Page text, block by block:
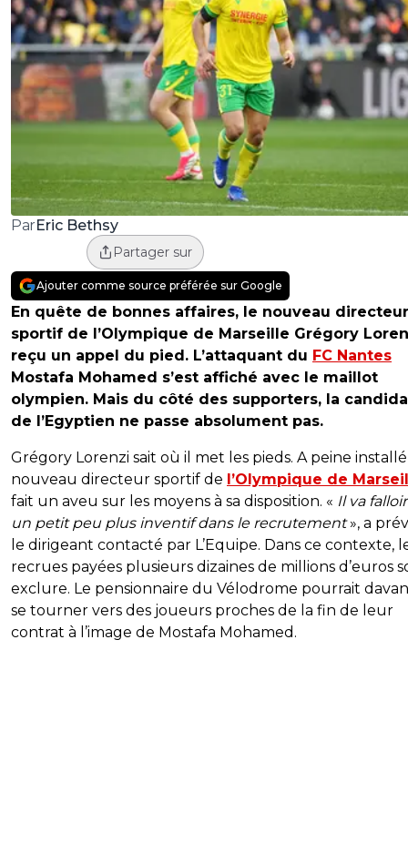
ParEric Bethsy
Partager sur
Ajouter comme source préférée sur Google
En quête de bonnes affaires, le nouveau directeur
sportif de l’Olympique de Marseille Grégory
reçu un appel du pied. L’attaquant du FC Nantes
Mostafa Mohamed s’est affiché avec le maillot
olympien. Mais du côté des supporters, la
de l’Egyptien ne passe absolument pas.
Grégory Lorenzi sait où il met les pieds. A peine
nouveau directeur sportif de l’Olympique de
fait un aveu sur les moyens à sa disposition. « Il va
un petit peu plus inventif dans le recrutement», a
le dirigeant contacté par L’Equipe. Dans ce contexte,
recrues payées plusieurs dizaines de millions d’euros
exclure. Le pensionnaire du Vélodrome pourrait
se tourner vers des joueurs proches de la fin de leur
contrat à l’image de Mostafa Mohamed.